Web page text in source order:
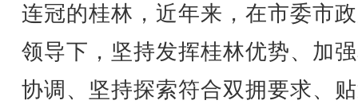
连冠的桂林，近年来，在市委市
领导下，坚持发挥桂林优势、加
协调、坚持探索符合双拥要求、